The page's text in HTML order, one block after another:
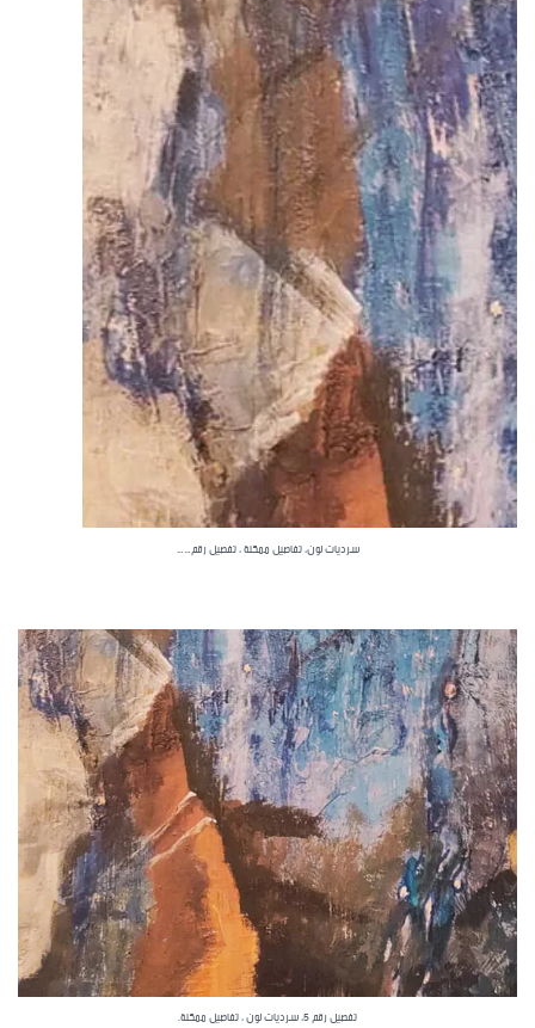
سرديات لون، تفاصيل ممكنة ، تفصيل رقم……
تفصيل رقم 5، سرديات لون ، تفاصيل ممكنة.